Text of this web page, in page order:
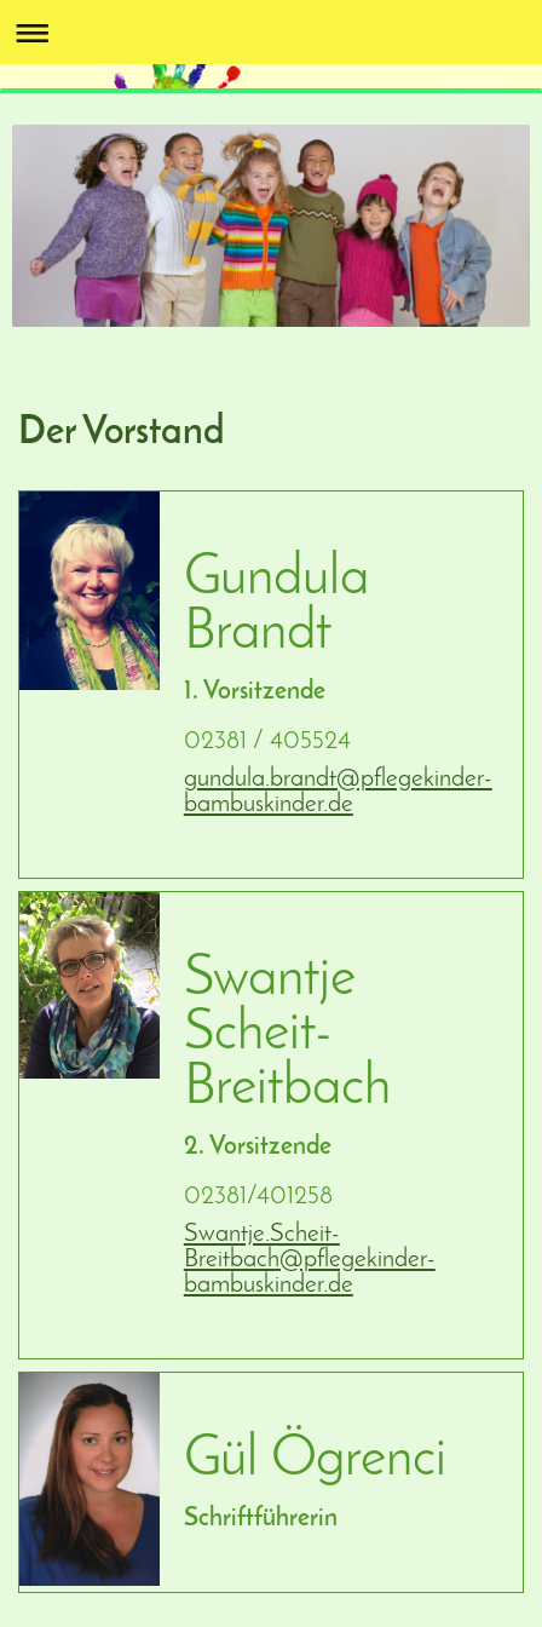
Der Vorstand
Gundula
Brandt
1. Vorsitzende
02381 / 405524
gundula.brandt@pflegekinder-
bambuskinder.de
Swantje
Scheit-
Breitbach
2. Vorsitzende
02381/401258
Swantje.Scheit-
Breitbach@pflegekinder-
bambuskinder.de
Gül Ögrenci
Schriftführerin